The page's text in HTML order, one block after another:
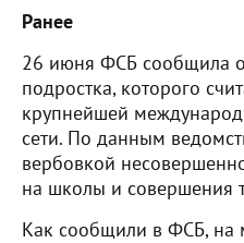
Ранее
26 июня ФСБ сообщила
подростка, которого
крупнейшей
сети. По данным
вербовкой
на школы и совершения
Как сообщили в ФСБ, на